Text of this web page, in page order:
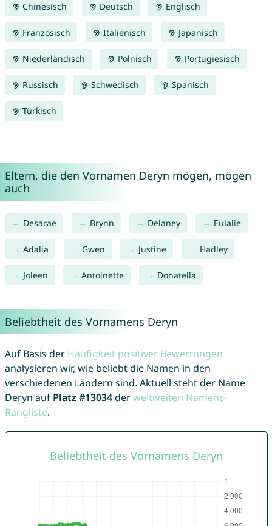
Chinesisch Deutsch Englisch
Französisch Italienisch Japanisch
Niederländisch Polnisch Portugiesisch
Russisch Schwedisch Spanisch
Türkisch
Eltern, die den Vornamen Deryn mögen, mögen
auch
Desarae Brynn Delaney Eulalie
Adalia Gwen Justine Hadley
Joleen Antoinette Donatella
Beliebtheit des Vornamens Deryn
Auf Basis der Häufigkeit positiver Bewertungen
analysieren wir, wie beliebt die Namen in den
verschiedenen Ländern sind. Aktuell steht der Name
Deryn auf Platz #13034derweltweiten Namens-
Rangliste.